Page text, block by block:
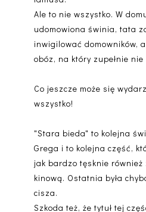
Ale to nie wszystko. W
udomowiona świnia, tata
inwigilować domowników,
obóz, na który zupełnie
Co jeszcze może się
wszystko!
"Stara bieda" to kolejna
Grega i to kolejna część,
jak bardzo tęsknie również
kinową. Ostatnia była
cisza.
Szkoda też, że tytuł tej